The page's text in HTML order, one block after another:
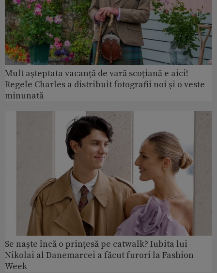
Mult așteptata vacanță de vară scoțiană e aici!
Regele Charles a distribuit fotografii noi și o veste
minunată
Se naște încă o prințesă pe catwalk? Iubita lui
Nikolai al Danemarcei a făcut furori la Fashion
Week